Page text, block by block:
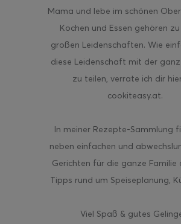
Mama und lebe im schönen
Kochen und Essen gehören
großen Leidenschaften. Wie
diese Leidenschaft mit der
zu teilen, verrate ich dir
cookiteasy.at.
In meiner Rezepte-Sammlung
neben einfachen und
Gerichten für die ganze Familie
Tipps rund um Speiseplanung,
Viel Spaß & gutes